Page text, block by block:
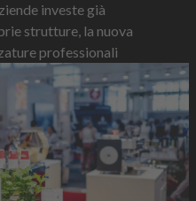
investe già
strutture, la nuova
professionali